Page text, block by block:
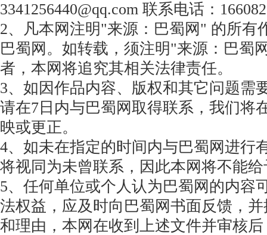
3341256440@qq.com 联系电话：
2、凡本网注明"来源：巴蜀网" 的所有
巴蜀网。如转载，须注明"来源：巴蜀
者，本网将追究其相关法律责任。
3、如因作品内容、版权和其它问题需
请在7日内与巴蜀网取得联系，我们将
映或更正。
4、如未在指定的时间内与巴蜀网进行
将视同为未曾联系，因此本网将不能
5、任何单位或个人认为巴蜀网的内容
法权益，应及时向巴蜀网书面反馈，
和理由，本网在收到上述文件并审核